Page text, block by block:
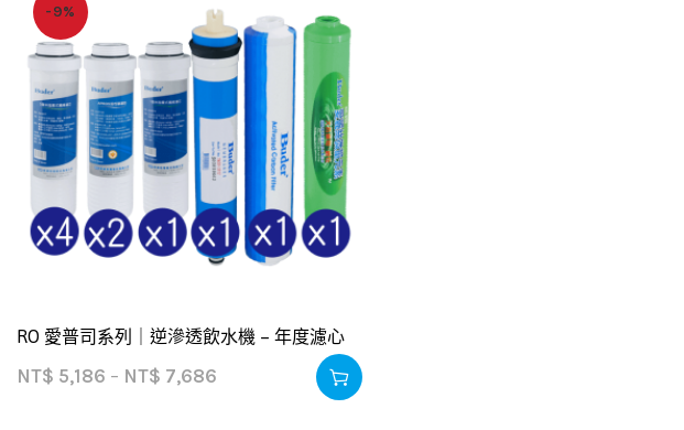
-9%
RO 愛普司系列｜逆滲透飲水機 – 年度濾心
NT$ 5,186 – NT$ 7,686